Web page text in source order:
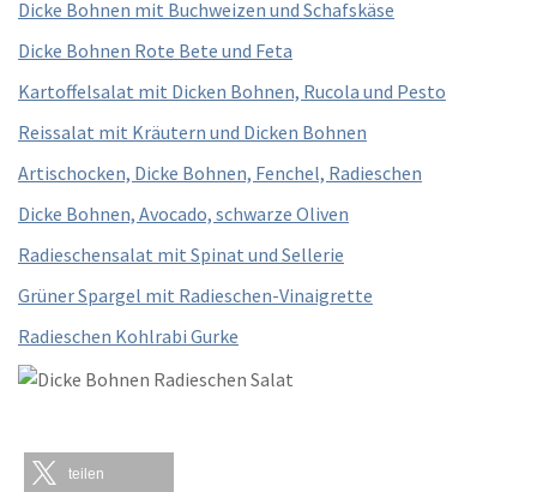
Dicke Bohnen mit Buchweizen und Schafskäse
Dicke Bohnen Rote Bete und Feta
Kartoffelsalat mit Dicken Bohnen, Rucola und Pesto
Reissalat mit Kräutern und Dicken Bohnen
Artischocken, Dicke Bohnen, Fenchel, Radieschen
Dicke Bohnen, Avocado, schwarze Oliven
Radieschensalat mit Spinat und Sellerie
Grüner Spargel mit Radieschen-Vinaigrette
Radieschen Kohlrabi Gurke
teilen